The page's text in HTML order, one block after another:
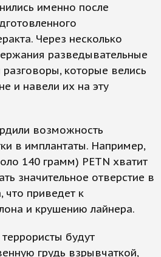
именно после
Через несколько
разведывательные
которые велись
и навели их на эту
возможность
в имплантаты. Например,
140 грамм) PETN хватит
значительное отверстие в
приведет к
и крушению лайнера.
будут
грудь взрывчаткой,